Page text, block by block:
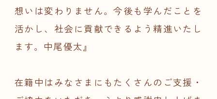
想いは変わりません。今後も学んだことを
活かし、社会に貢献できるよう精進いたし
ます。中尾優太』
在籍中はみなさまにもたくさんのご支援・